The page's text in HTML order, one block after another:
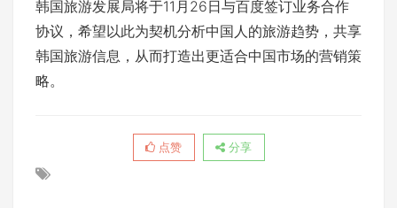
韩国旅游发展局将于11月26日与百度签订业务合作
协议，希望以此为契机分析中国人的旅游趋势，共享
韩国旅游信息，从而打造出更适合中国市场的营销策
略。
点赞 分享